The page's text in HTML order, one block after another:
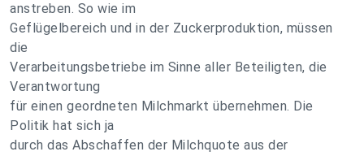
anstreben. So wie im
Geflügelbereich und in der Zuckerproduktion, müssen
die
Verarbeitungsbetriebe im Sinne aller Beteiligten, die
Verantwortung
für einen geordneten Milchmarkt übernehmen. Die
Politik hat sich ja
durch das Abschaffen der Milchquote aus der